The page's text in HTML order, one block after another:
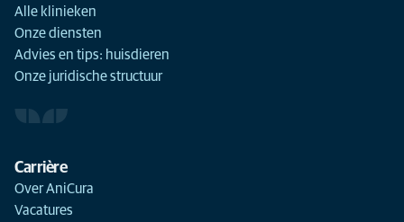
Alle klinieken
Onze diensten
Advies en tips: huisdieren
Onze juridische structuur
Carrière
Over AniCura
Vacatures